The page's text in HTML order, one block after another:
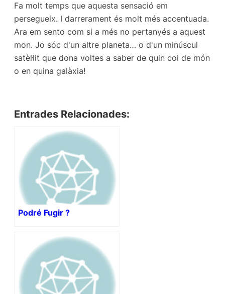
Fa molt temps que aquesta sensació em
persegueix. I darrerament és molt més accentuada.
Ara em sento com si a més no pertanyés a aquest
mon. Jo sóc d'un altre planeta… o d'un minúscul
satèl·lit que dona voltes a saber de quin coi de món
o en quina galàxia!
Entrades Relacionades:
Podré Fugir ?